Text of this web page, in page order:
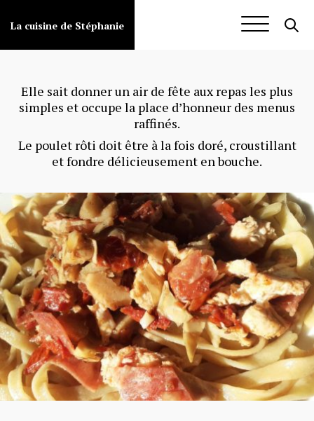
auLa cuisine de StéphanieVolaille
Elle sait donner un air de fête aux repas les plus
simples et occupe la place d’honneur des menus
raffinés.
Le poulet rôti doit être à la fois doré, croustillant
et fondre délicieusement en bouche.